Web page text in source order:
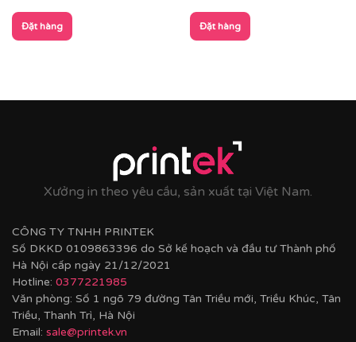
Đặt hàng Đặt hàng
Xưởng in theo yêu cầu, sản xuất tại Việt Nam.
CÔNG TY TNHH PRINTEK
Số DKKD 0109863396 do Sở kế hoạch và đầu tư Thành phố
Hà Nội cấp ngày 21/12/2021
Hotline: 0377221985
Văn phòng: Số 1 ngõ 79 đường Tân Triều mới, Triều Khúc, Tân
Triều, Thanh Trì, Hà Nội
Email: sale@printek.vn